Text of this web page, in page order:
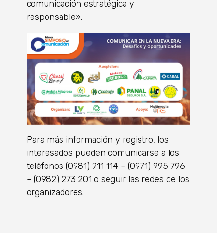
comunicación estratégica y
responsable».
Para más información y registro, los
interesados pueden comunicarse a los
teléfonos (0981) 911 114 – (0971) 995 796
– (0982) 273 201 o seguir las redes de los
organizadores.